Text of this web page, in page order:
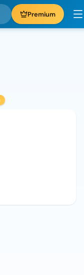
Premium